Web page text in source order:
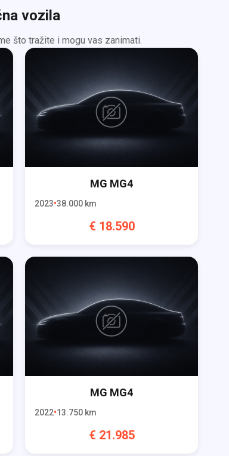
vozila
što tražite i mogu vas zanimati.
MG MG4
2023 38.000 km
€ 18.590
MG MG4
2022 13.750 km
€ 21.985